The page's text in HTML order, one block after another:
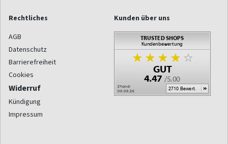
Rechtliches
AGB
Datenschutz
Barrierefreiheit
Cookies
Widerruf
Kündigung
Impressum
Kunden über uns